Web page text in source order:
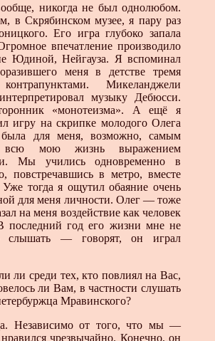
никогда не был однолюбом.
в Скрябинском музее, я пару раз
Его игра глубоко запала
впечатление производило
Юдиной, Нейгауза. Я вспоминал
меня в детстве тремя
Микеланджели
музыку Дебюсси.
«монотеизма». А ещё я
игру на скрипке молодого Олега
для меня, возможно, самым
мою жизнь выражением
Мы учились одновременно в
в метро, вместе
тогда я ощутил обаяние очень
для меня личности. Олег — тоже
на меня воздействие как человек
последний год его жизни мне не
слышать — говорят, он играл
среди тех, кто повлиял на Вас,
ли Вам, в частности слушать
Мравинского?
Независимо от того, что мы —
чрезвычайно. Конечно, он